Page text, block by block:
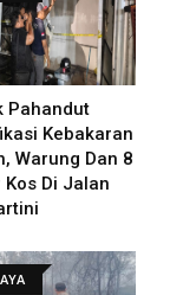
Pahandut
Kebakaran
Warung Dan 8
Kos Di Jalan